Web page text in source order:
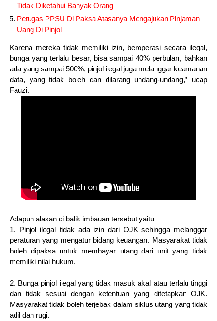
Tidak Diketahui Banyak Orang
Petugas PPSU Di Paksa Atasanya Mengajukan Pinjaman
Uang Di Pinjol
Karena mereka tidak memiliki izin, beroperasi secara ilegal,
bunga yang terlalu besar, bisa sampai 40% perbulan, bahkan
ada yang sampai 500%, pinjol ilegal juga melanggar keamanan
data, yang tidak boleh dan dilarang undang-undang,” ucap
Fauzi.
Adapun alasan di balik imbauan tersebut yaitu:
1. Pinjol ilegal tidak ada izin dari OJK sehingga melanggar
peraturan yang mengatur bidang keuangan. Masyarakat tidak
boleh dipaksa untuk membayar utang dari unit yang tidak
memiliki nilai hukum.
2. Bunga pinjol ilegal yang tidak masuk akal atau terlalu tinggi
dan tidak sesuai dengan ketentuan yang ditetapkan OJK.
Masyarakat tidak boleh terjebak dalam siklus utang yang tidak
adil dan rugi.